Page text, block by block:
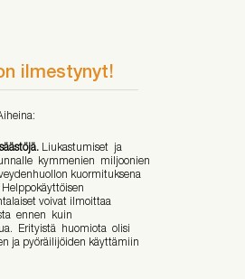
ilmestynyt!
Liukastumiset ja
kymmenien miljoonien
kuormituksena
voivat ilmoittaa
ennen kuin
Erityistä huomiota olisi
ja pyöräilijöiden käyttämiin